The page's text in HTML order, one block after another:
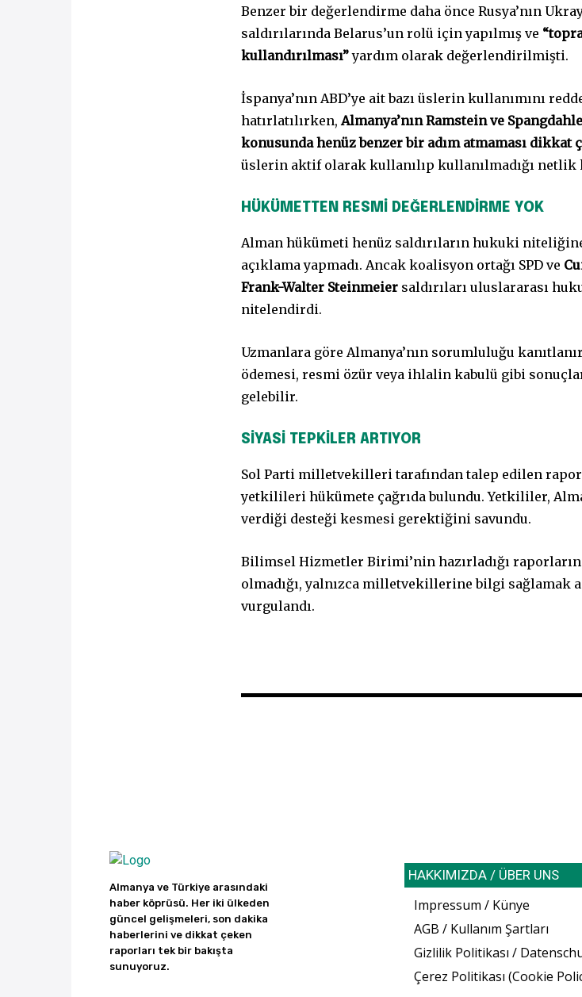
Benzer bir değerlendirme daha önce Rusya’nın
saldırılarında Belarus’un rolü için yapılmış ve
kullandırılması”yardım olarak değerlendirilmişti.
İspanya’nın ABD’ye ait bazı üslerin kullanımını
hatırlatılırken,Almanya’nın Ramstein ve
konusunda henüz benzer bir adım atmaması dikkat
üslerin aktif olarak kullanılıp kullanılmadığı netlik
HÜKÜMETTEN RESMİ DEĞERLENDİRME YOK
Alman hükümeti henüz saldırıların hukuki
açıklama yapmadı. Ancak koalisyon ortağı SPD ve
Frank-Walter Steinmeier saldırıları uluslararası
nitelendirdi.
Uzmanlara göre Almanya’nın sorumluluğu
ödemesi, resmi özür veya ihlalin kabulü gibi
gelebilir.
SİYASİ TEPKİLER ARTIYOR
Sol Parti milletvekilleri tarafından talep edilen
yetkilileri hükümete çağrıda bulundu. Yetkililer,
verdiği desteği kesmesi gerektiğini savundu.
Bilimsel Hizmetler Birimi’nin hazırladığı raporların
olmadığı, yalnızca milletvekillerine bilgi sağlamak
vurgulandı.
Almanya ve Türkiye arasındaki
haber köprüsü. Her iki ülkeden
güncel gelişmeleri, son dakika
haberlerini ve dikkat çeken
raporları tek bir bakışta
sunuyoruz.
HAKKIMIZDA / ÜBER UNS
Impressum / Künye
AGB / Kullanım Şartları
Gizlilik Politikası /
Çerez Politikası (Cookie